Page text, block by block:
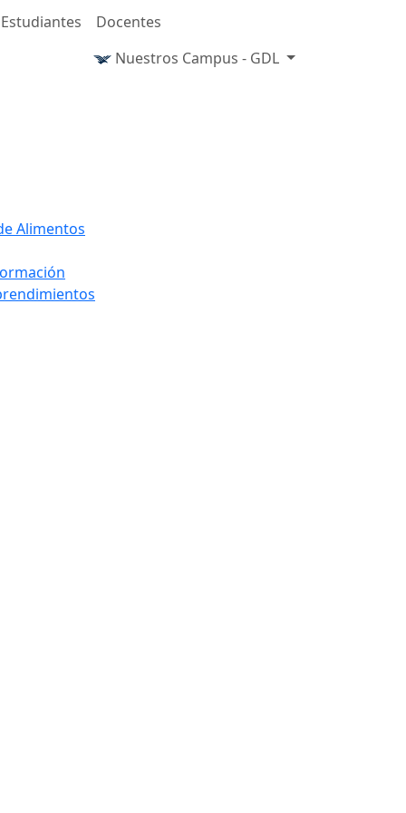
Estudiantes
Docentes
Nuestros Campus - GDL
Alimentos